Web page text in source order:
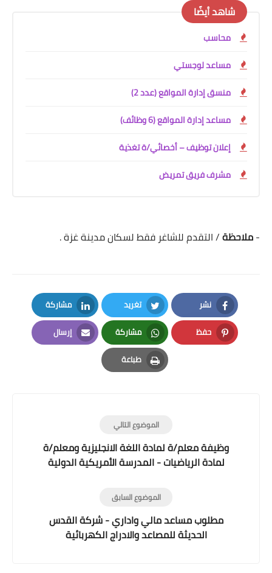
شاهد أيضًا
محاسب
مساعد لوجستي
منسق إدارة المواقع (عدد 2)
مساعد إدارة المواقع (6 وظائف)
إعلان توظيف – أخصائي/ة تغذية
مشرف فريق تمريض
-ملاحظة/ التقدم للشاغر فقط لسكان مدينة غزة .
نشر
Facebook
تغريد
Twitter
مشاركة
LinkedIn
حفظ
Pinterest
مشاركة
Whatsapp
إرسال
Email
طباعة
Print
الموضوع التالي
وظيفة معلم/ة لمادة اللغة الانجليزية ومعلم/ة
لمادة الرياضيات - المدرسة الأمريكية الدولية
الموضوع السابق
مطلوب مساعد مالي واداري - شركة القدس
الحديثة للمصاعد والادراج الكهربائية